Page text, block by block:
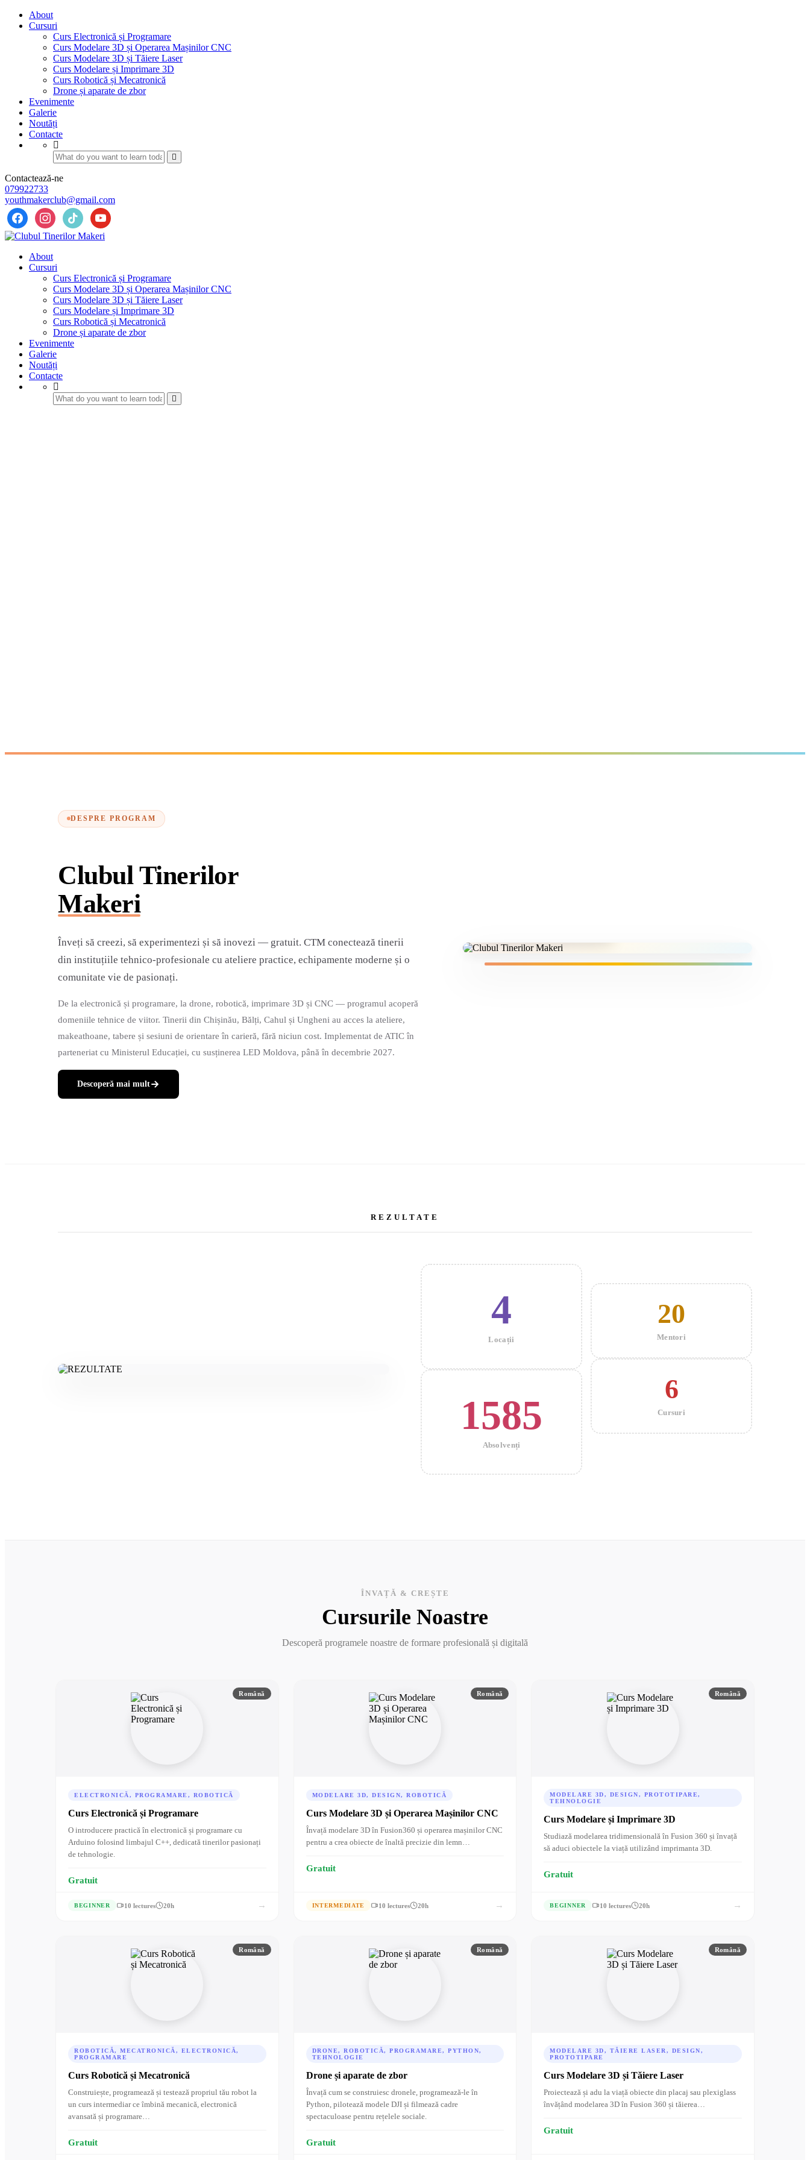
About
Cursuri
Curs Electronică și Programare
Curs Modelare 3D și Operarea Mașinilor CNC
Curs Modelare 3D și Tăiere Laser
Curs Modelare și Imprimare 3D
Curs Robotică și Mecatronică
Drone și aparate de zbor
Evenimente
Galerie
Noutăți
Contacte
Contactează-ne
079922733
youthmakerclub@gmail.com
About
Cursuri
Curs Electronică și Programare
Curs Modelare 3D și Operarea Mașinilor CNC
Curs Modelare 3D și Tăiere Laser
Curs Modelare și Imprimare 3D
Curs Robotică și Mecatronică
Drone și aparate de zbor
Evenimente
Galerie
Noutăți
Contacte
DESPRE PROGRAM
Clubul Tinerilor
Makeri
Înveți să creezi, să experimentezi și să inovezi — gratuit. CTM conectează tinerii
din instituțiile tehnico-profesionale cu ateliere practice, echipamente moderne și o
comunitate vie de pasionați.
De la electronică și programare, la drone, robotică, imprimare 3D și CNC — programul acoperă
domeniile tehnice de viitor. Tinerii din Chișinău, Bălți, Cahul și Ungheni au acces la ateliere,
makeathoane, tabere și sesiuni de orientare în carieră, fără niciun cost. Implementat de ATIC în
parteneriat cu Ministerul Educației, cu susținerea LED Moldova, până în decembrie 2027.
Descoperă mai mult
Aug 2019 – Dec 2027
REZULTATE
4
Locații
1585
Absolvenți
20
Mentori
6
Cursuri
ÎNVAȚĂ & CREȘTE
Cursurile Noastre
Descoperă programele noastre de formare profesională și digitală
Română
ELECTRONICĂ, PROGRAMARE, ROBOTICĂ
Curs Electronică și Programare
O introducere practică în electronică și programare cu
Arduino folosind limbajul C++, dedicată tinerilor pasionați
de tehnologie.
Gratuit
BEGINNER 10 lectures 20h →
Română
MODELARE 3D, DESIGN, ROBOTICĂ
Curs Modelare 3D și Operarea Mașinilor CNC
Învață modelare 3D în Fusion360 și operarea mașinilor CNC
pentru a crea obiecte de înaltă precizie din lemn…
Gratuit
INTERMEDIATE 10 lectures 20h →
Română
MODELARE 3D, DESIGN, PROTOTIPARE,
TEHNOLOGIE
Curs Modelare și Imprimare 3D
Studiază modelarea tridimensională în Fusion 360 și învață
să aduci obiectele la viață utilizând imprimanta 3D.
Gratuit
BEGINNER 10 lectures 20h →
Română
ROBOTICĂ, MECATRONICĂ, ELECTRONICĂ,
PROGRAMARE
Curs Robotică și Mecatronică
Construiește, programează și testează propriul tău robot la
un curs intermediar ce îmbină mecanică, electronică
avansată și programare…
Gratuit
Română
DRONE, ROBOTICĂ, PROGRAMARE, PYTHON,
TEHNOLOGIE
Drone și aparate de zbor
Învață cum se construiesc dronele, programează-le în
Python, pilotează modele DJI și filmează cadre
spectaculoase pentru rețelele sociale.
Gratuit
Română
MODELARE 3D, TĂIERE LASER, DESIGN,
PROTOTIPARE
Curs Modelare 3D și Tăiere Laser
Proiectează și adu la viață obiecte din placaj sau plexiglass
învățând modelarea 3D în Fusion 360 și tăierea…
Gratuit